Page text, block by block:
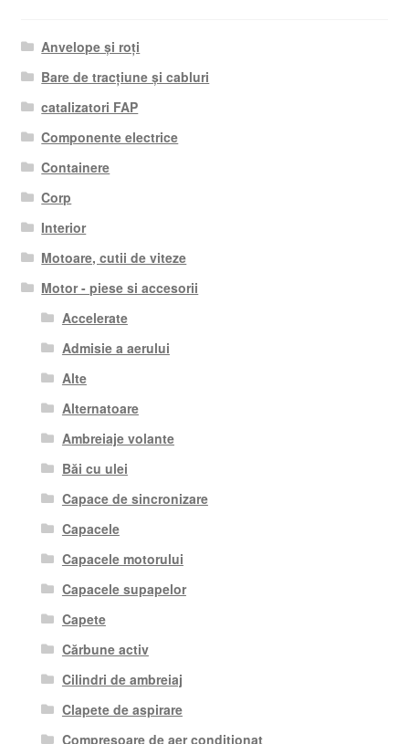
Anvelope și roți
Bare de tracțiune și cabluri
catalizatori FAP
Componente electrice
Containere
Corp
Interior
Motoare, cutii de viteze
Motor - piese si accesorii
Accelerate
Admisie a aerului
Alte
Alternatoare
Ambreiaje volante
Băi cu ulei
Capace de sincronizare
Capacele
Capacele motorului
Capacele supapelor
Capete
Cărbune activ
Cilindri de ambreiaj
Clapete de aspirare
Compresoare de aer conditionat